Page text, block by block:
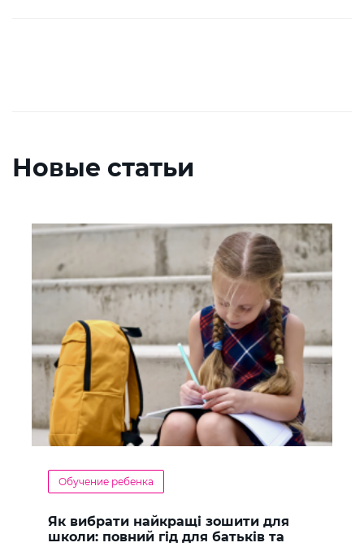
Новые статьи
Обучение ребенка
Як вибрати найкращі зошити для
школи: повний гід для батьків та